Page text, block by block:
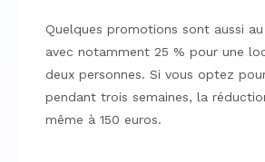
Quelques promotions sont aussi
avec notamment 25 % pour une
deux personnes. Si vous optez
pendant trois semaines, la
même à 150 euros.